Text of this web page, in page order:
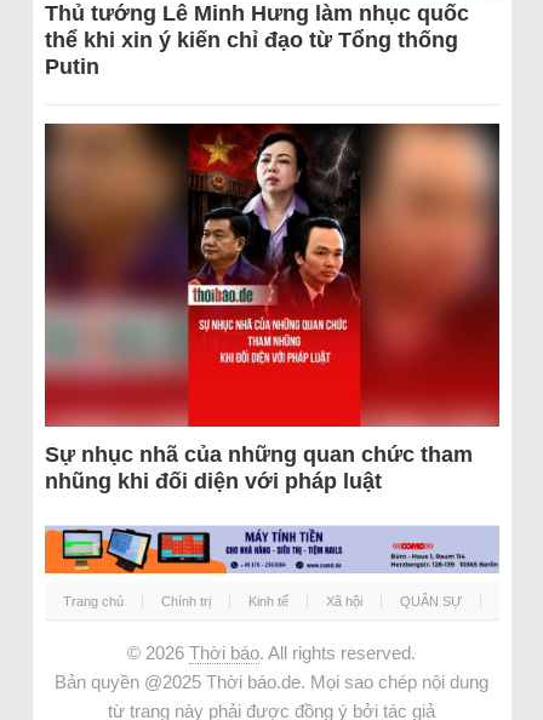
Thủ tướng Lê Minh Hưng làm nhục quốc
thể khi xin ý kiến chỉ đạo từ Tổng thống
Putin
Sự nhục nhã của những quan chức tham
nhũng khi đối diện với pháp luật
Trang chủ Chính trị Kinh tế Xã hội QUÂN SỰ
© 2026 Thời báo. All rights reserved.
Bản quyền @2025 Thời báo.de. Mọi sao chép nội dung
từ trang này phải được đồng ý bởi tác giả